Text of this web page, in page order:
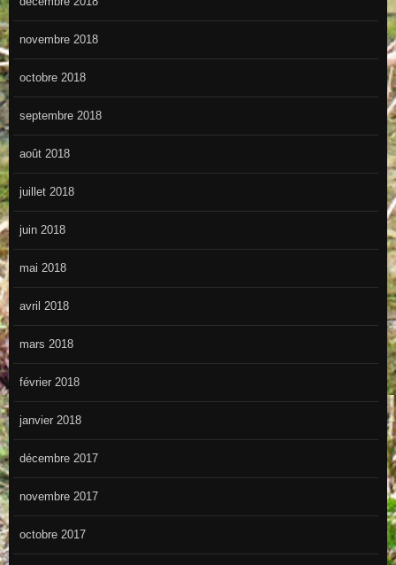
novembre 2018
octobre 2018
septembre 2018
août 2018
juillet 2018
juin 2018
mai 2018
avril 2018
mars 2018
février 2018
janvier 2018
décembre 2017
novembre 2017
octobre 2017